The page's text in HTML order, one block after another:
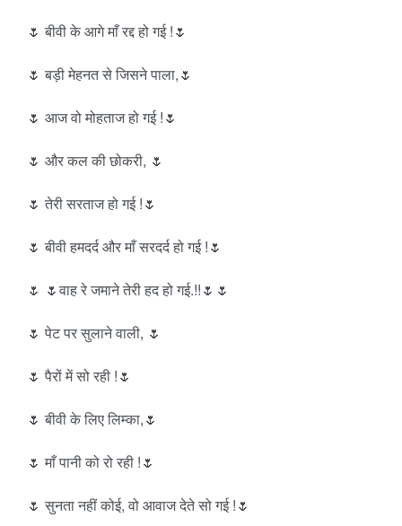
🌷 बीवी के आगे माँ रद्द हो गई !🌷
🌷 बड़ी मेहनत से जिसने पाला,🌷
🌷 आज वो मोहताज हो गई !🌷
🌷 और कल की छोकरी, 🌷
🌷 तेरी सरताज हो गई !🌷
🌷 बीवी हमदर्द और माँ सरदर्द हो गई !🌷
🌷 🌷वाह रे जमाने तेरी हद हो गई.!!🌷🌷
🌷 पेट पर सुलाने वाली, 🌷
🌷 पैरों में सो रही !🌷
🌷 बीवी के लिए लिम्का,🌷
🌷 माँ पानी को रो रही !🌷
🌷 सुनता नहीं कोई, वो आवाज देते सो गई !🌷